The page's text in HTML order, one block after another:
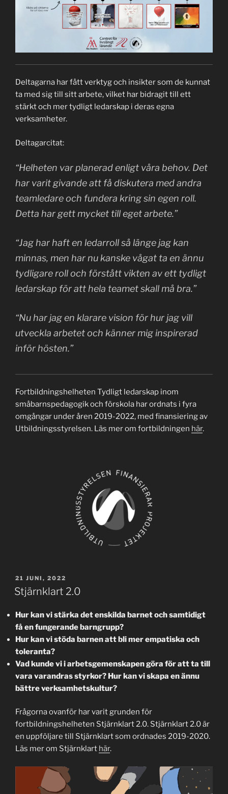
Deltagarna har fått verktyg och insikter som de kunnat
ta med sig till sitt arbete, vilket har bidragit till ett
stärkt och mer tydligt ledarskap i deras egna
verksamheter.
Deltagarcitat:
“Helheten var planerad enligt våra behov. Det
har varit givande att få diskutera med andra
teamledare och fundera kring sin egen roll.
Detta har gett mycket till eget arbete.”
“Jag har haft en ledarroll så länge jag kan
minnas, men har nu kanske vågat ta en ännu
tydligare roll och förstått vikten av ett tydligt
ledarskap för att hela teamet skall må bra.”
“Nu har jag en klarare vision för hur jag vill
utveckla arbetet och känner mig inspirerad
inför hösten.”
Fortbildningshelheten Tydligt ledarskap inom
småbarnspedagogik och förskola har ordnats i fyra
omgångar under åren 2019-2022, med finansiering av
Utbildningsstyrelsen. Läs mer om fortbildningen här.
PUBLICERAT
21 JUNI, 2022
Stjärnklart 2.0
Hur kan vi stärka det enskilda barnet och samtidigt
få en fungerande barngrupp?
Hur kan vi stöda barnen att bli mer empatiska och
toleranta?
Vad kunde vi i arbetsgemenskapen göra för att ta till
vara varandras styrkor? Hur kan vi skapa en ännu
bättre verksamhetskultur?
Frågorna ovanför har varit grunden för
fortbildningshelheten Stjärnklart 2.0. Stjärnklart 2.0 är
en uppföljare till Stjärnklart som ordnades 2019-2020.
Läs mer om Stjärnklart här.